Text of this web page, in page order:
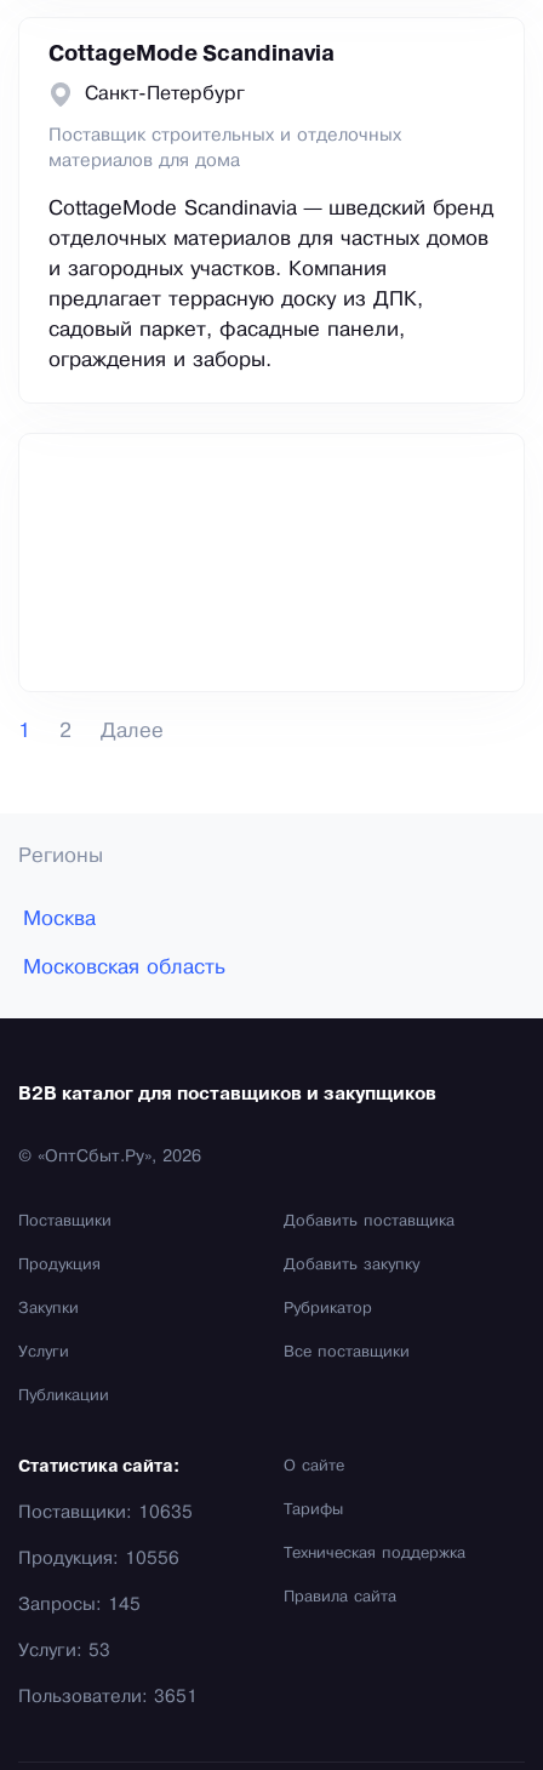
CottageMode Scandinavia
Санкт-Петербург
Поставщик строительных и отделочных
материалов для дома
CottageMode Scandinavia — шведский бренд
отделочных материалов для частных домов
и загородных участков. Компания
предлагает террасную доску из ДПК,
садовый паркет, фасадные панели,
ограждения и заборы.
1 2 Далее
Регионы
Москва
Московская область
B2B каталог для поставщиков и закупщиков
© «ОптСбыт.Ру», 2026
Поставщики
Продукция
Закупки
Услуги
Публикации
Добавить поставщика
Добавить закупку
Рубрикатор
Все поставщики
О сайте
Тарифы
Техническая поддержка
Правила сайта
Статистика сайта:
Поставщики: 10635
Продукция: 10556
Запросы: 145
Услуги: 53
Пользователи: 3651